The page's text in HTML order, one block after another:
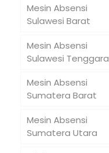
Mesin Absensi
Sulawesi Barat
Mesin Absensi
Sulawesi Tenggara
Mesin Absensi
Sumatera Barat
Mesin Absensi
Sumatera Utara